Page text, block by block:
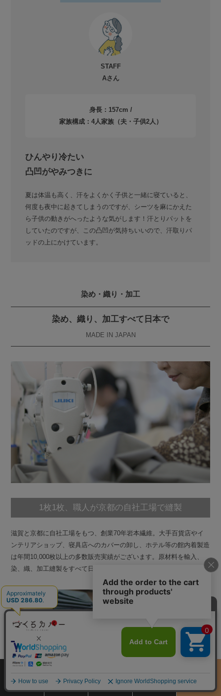
STAFF
Aさん
身長：157cm /
家族構成：4人家族（夫・子供2人）
ひんやり冷たい
凸凹がやみつきに
夏は体温も高く、汗をよくかく子供と一緒に寝ていると、
何度も夜中に起きてしまうのですが、シーツを麻にかえた
ら子供の動きがへったような気がします！汗とりパットを
していたのですが、この凸凹が気持ちいいので、汗取りパ
ッドの上にかけています。
染め・織り・加工
染め、織り、加工すべて日本で
MADE IN JAPAN
1枚1枚、職人が京都の自社工場で縫製
滋賀と京都に自社工場をもつ、創業70年岩本繊維。大手百貨店やイ
ンテリアショップ、寝具店へのカバーの卸し、ホテル等の館内着製造
は年間10,000枚以上の多数販売実績がございます。原材料を輸入、
染、織、加工縫製をすべて日本国内で行っているカバー専門店です。
商品をさがす
サイズ
お買物ガイド カート